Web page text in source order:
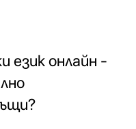
език онлайн -